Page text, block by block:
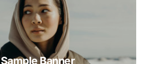
Sample Banner